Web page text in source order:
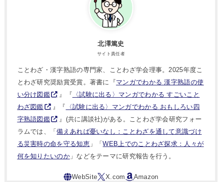
北澤篤史
サイト責任者
ことわざ・漢字熟語の専門家、ことわざ学会理事。2025年度こ
とわざ研究奨励賞受賞。著書に『マンガでわかる 漢字熟語の使
い分け図鑑
』『 〈試験に出る〉マンガでわかる すごいこと
わざ図鑑
』『
〈試験に出る〉マンガでわかる おもしろい四
字熟語図鑑
』(共に講談社)がある。ことわざ学会研究フォー
ラムでは、「備えあれば憂いなし：ことわざを通して意識づけ
る災害時の命を守る知恵」「WEB上でのことわざ探求：人々が
何を知りたいのか」などをテーマに研究報告を行う。